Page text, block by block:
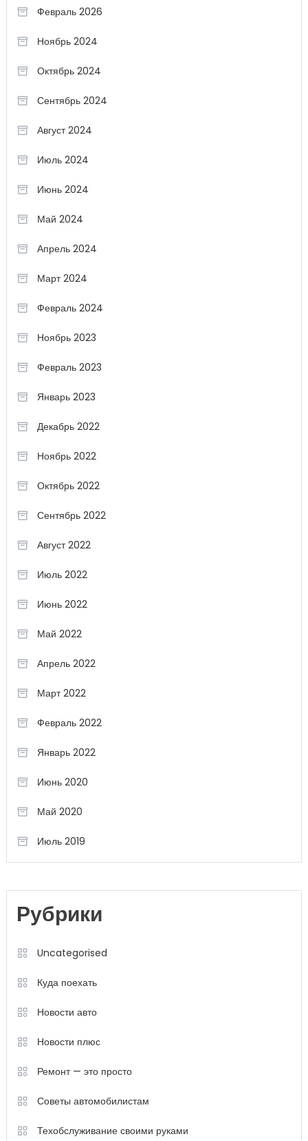
Февраль 2026
Ноябрь 2024
Октябрь 2024
Сентябрь 2024
Август 2024
Июль 2024
Июнь 2024
Май 2024
Апрель 2024
Март 2024
Февраль 2024
Ноябрь 2023
Февраль 2023
Январь 2023
Декабрь 2022
Ноябрь 2022
Октябрь 2022
Сентябрь 2022
Август 2022
Июль 2022
Июнь 2022
Май 2022
Апрель 2022
Март 2022
Февраль 2022
Январь 2022
Июнь 2020
Май 2020
Июль 2019
Рубрики
Uncategorised
Куда поехать
Новости авто
Новости плюс
Ремонт — это просто
Советы автомобилистам
Техобслуживание своими руками